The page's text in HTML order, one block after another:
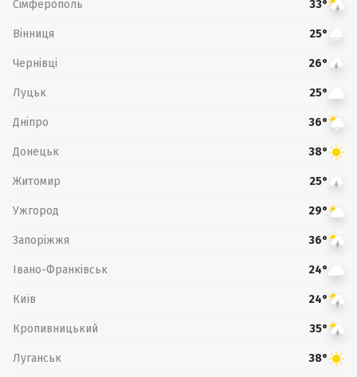
Сімферополь 33°
Вінниця 25°
Чернівці 26°
Луцьк 25°
Дніпро 36°
Донецьк 38°
Житомир 25°
Ужгород 29°
Запоріжжя 36°
Івано-Франківськ 24°
Київ 24°
Кропивницький 35°
Луганськ 38°